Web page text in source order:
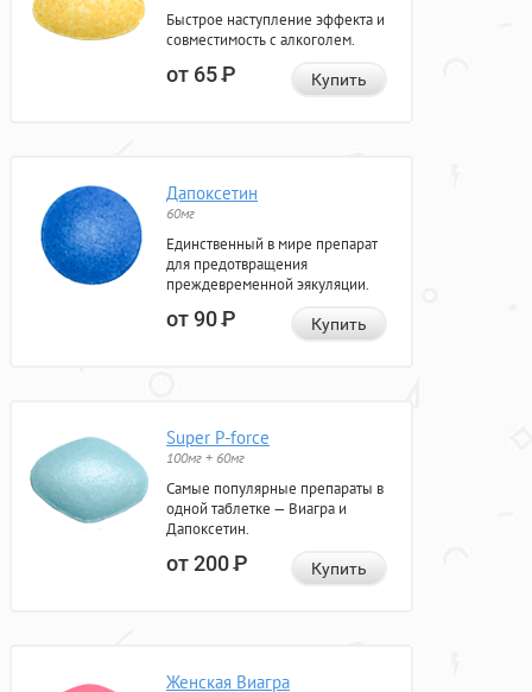
Быстрое наступление эффекта и
совместимость с алкоголем.
от 65Р Купить
Дапоксетин
60мг
Единственный в мире препарат
для предотвращения
преждевременной эякуляции.
от 90Р Купить
Super P-force
100мг + 60мг
Самые популярные препараты в
одной таблетке — Виагра и
Дапоксетин.
от 200Р Купить
Женская Виагра